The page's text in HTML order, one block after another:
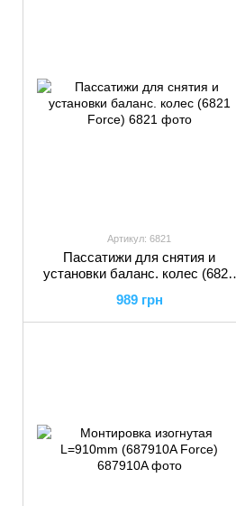
Артикул: 6821
Пассатижи для снятия и
установки баланс. колес (6821
989 грн